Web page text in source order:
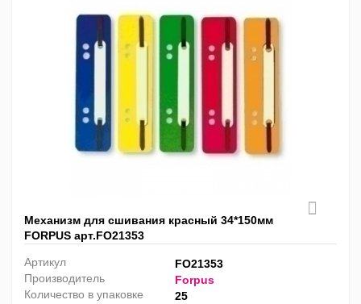
Механизм для сшивания красный 34*150мм
FORPUS арт.FO21353
Артикул
FO21353
Производитель
Forpus
Количество в упаковке
25